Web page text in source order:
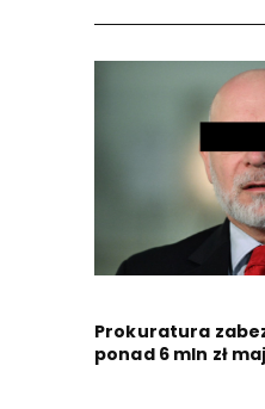
Prokuratura
ponad 6 mln zł